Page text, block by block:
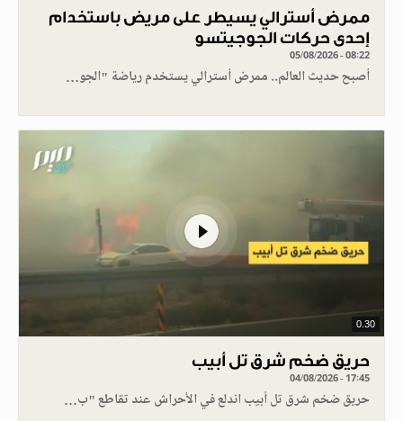
ممرض أسترالي يسيطر على مريض باستخدام
إحدى حركات الجوجيتسو
05/08/2026 - 08:22
أصبح حديث العالم.. ممرض أسترالي يستخدم رياضة "الجو…
0.30
حريق ضخم شرق تل أبيب
04/08/2026 - 17:45
حريق ضخم شرق تل أبيب اندلع في الأحراش عند تقاطع "ب…